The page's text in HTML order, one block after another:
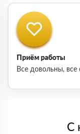
Приём работы
Все довольны, все
С